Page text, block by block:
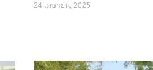
24 เมษายน, 2025